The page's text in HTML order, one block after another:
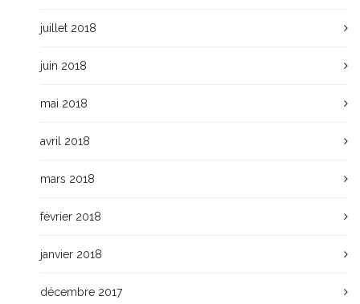
juillet 2018
juin 2018
mai 2018
avril 2018
mars 2018
février 2018
janvier 2018
décembre 2017